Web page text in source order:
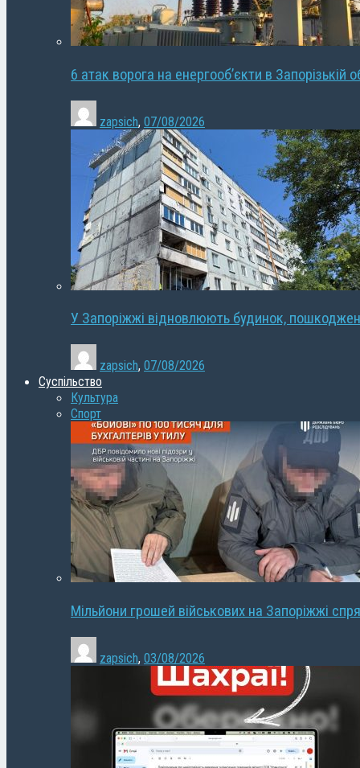
6 атак ворога на енергооб’єкти в Запорізькій
zapsich, 07/08/2026
У Запоріжжі відновлюють будинок,
zapsich, 07/08/2026
Суспільство
Культура
Спорт
Мільйони грошей військових на Запоріжжі
zapsich, 03/08/2026